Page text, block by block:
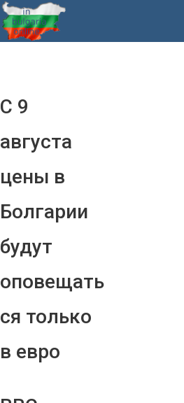
С 9
августа
цены в
Болгарии
будут
оповещать
ся только
в евро